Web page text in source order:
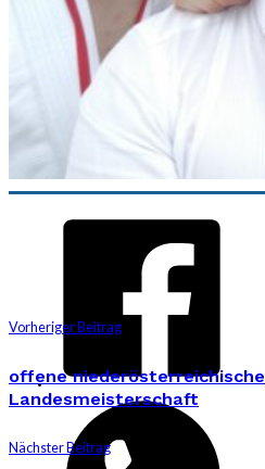
Vorheriger Beitrag
offene niederösterreichische
Landesmeisterschaft
Nächster Beitrag